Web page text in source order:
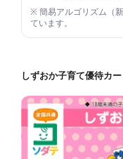
※ 簡易アルゴリズム（
ています。
しずおか子育て優待カー